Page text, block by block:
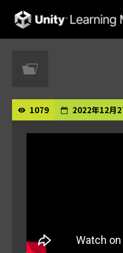
Unity Learning Materials
1079 2022年12月